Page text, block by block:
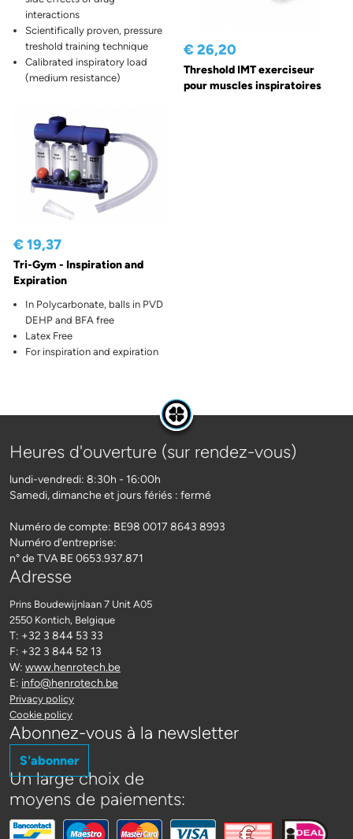
interactions
Scientifically proven, pressure
treshold training technique
Calibrated inspiratory load
(medium resistance)
€ 26,20
Threshold IMT exerciseur
pour muscles inspiratoires
€ 19,37
Tri-Gym - Inspiration and
Expiration
In Polycarbonate, balls in PVD
DEHP and BFA free
Latex Free
For inspiration and expiration
Heures d'ouverture (sur rendez-vous)
lundi-vendredi: 8:30h - 16:00h
Samedi, dimanche et jours fériés : fermé
Numéro de compte: BE98 0017 8643 8993
Numéro d'entreprise:
n° de TVA BE 0653.937.871
Adresse
Prins Boudewijnlaan 7 Unit A05
2550 Kontich, Belgique
T: +32 3 844 53 33
F: +32 3 844 52 13
W: www.henrotech.be
E: info@henrotech.be
Privacy policy
Cookie policy
Abonnez-vous à la newsletter
S'abonner
Un large choix de
moyens de paiements: